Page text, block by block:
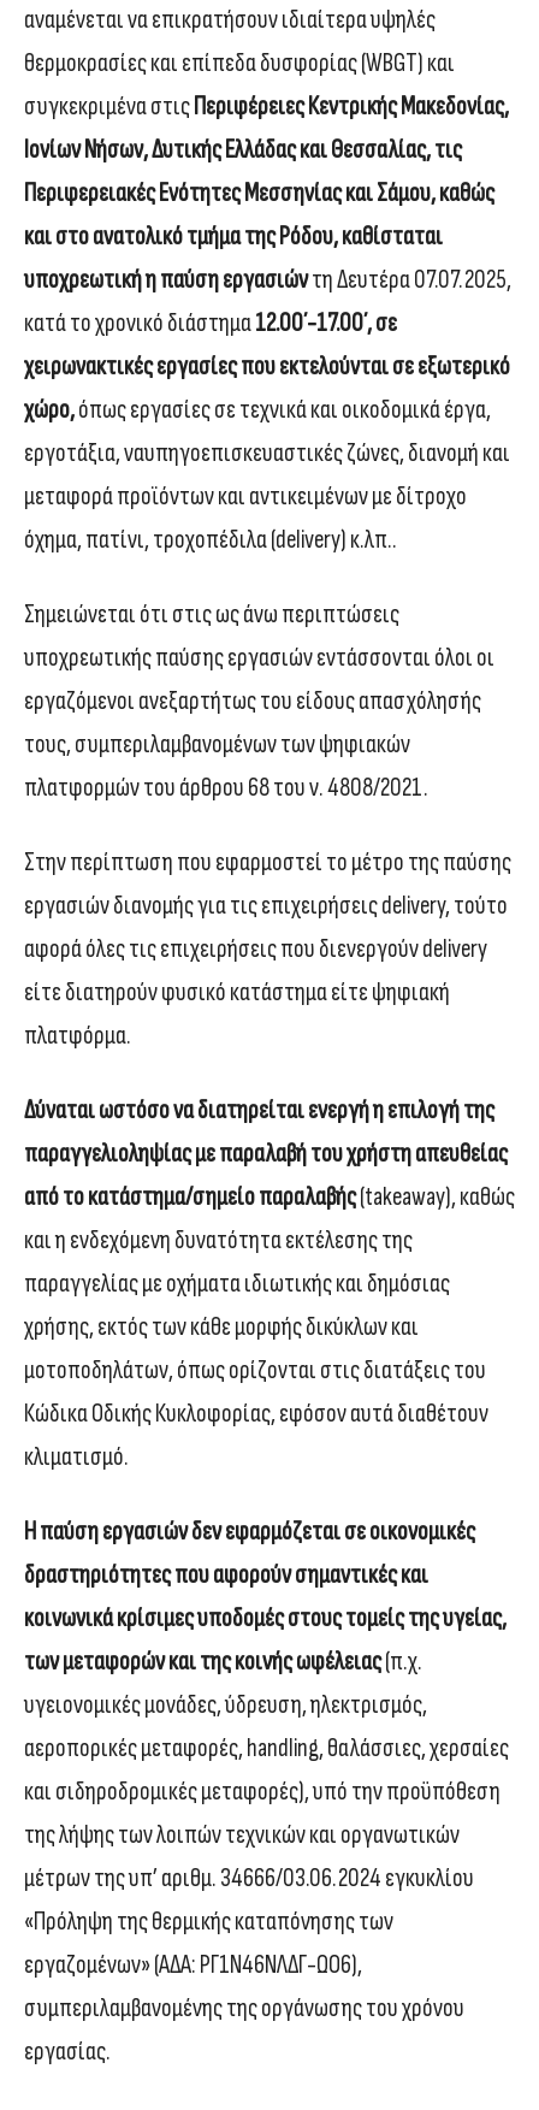
αναμένεται να επικρατήσουν ιδιαίτερα υψηλές
θερμοκρασίες και επίπεδα δυσφορίας (WBGT) και
συγκεκριμένα στιςΠεριφέρειες Κεντρικής Μακεδονίας,
Ιονίων Νήσων, Δυτικής Ελλάδας και Θεσσαλίας, τις
Περιφερειακές Ενότητες Μεσσηνίας και Σάμου, καθώς
και στο ανατολικό τμήμα της Ρόδου, καθίσταται
υποχρεωτική η παύση εργασιώντη Δευτέρα 07.07.2025,
κατά το χρονικό διάστημα12.00΄-17.00΄, σε
χειρωνακτικές εργασίες που εκτελούνται σε εξωτερικό
χώρο,όπως εργασίες σε τεχνικά και οικοδομικά έργα,
εργοτάξια, ναυπηγοεπισκευαστικές ζώνες, διανομή και
μεταφορά προϊόντων και αντικειμένων με δίτροχο
όχημα, πατίνι, τροχοπέδιλα (delivery) κ.λπ..
Σημειώνεται ότι στις ως άνω περιπτώσεις
υποχρεωτικής παύσης εργασιών εντάσσονται όλοι οι
εργαζόμενοι ανεξαρτήτως του είδους απασχόλησής
τους, συμπεριλαμβανομένων των ψηφιακών
πλατφορμών του άρθρου 68 του ν. 4808/2021.
Στην περίπτωση που εφαρμοστεί το μέτρο της παύσης
εργασιών διανομής για τις επιχειρήσεις delivery, τούτο
αφορά όλες τις επιχειρήσεις που διενεργούν delivery
είτε διατηρούν φυσικό κατάστημα είτε ψηφιακή
πλατφόρμα.
Δύναται ωστόσο να διατηρείται ενεργή η επιλογή της
παραγγελιοληψίας με παραλαβή του χρήστη απευθείας
από το κατάστημα/σημείο παραλαβής(takeaway), καθώς
και η ενδεχόμενη δυνατότητα εκτέλεσης της
παραγγελίας με οχήματα ιδιωτικής και δημόσιας
χρήσης, εκτός των κάθε μορφής δικύκλων και
μοτοποδηλάτων, όπως ορίζονται στις διατάξεις του
Κώδικα Οδικής Κυκλοφορίας, εφόσον αυτά διαθέτουν
κλιματισμό.
Η παύση εργασιών δεν εφαρμόζεται σε οικονομικές
δραστηριότητες που αφορούν σημαντικές και
κοινωνικά κρίσιμες υποδομές στους τομείς της υγείας,
των μεταφορών και της κοινής ωφέλειας(π.χ.
υγειονομικές μονάδες, ύδρευση, ηλεκτρισμός,
αεροπορικές μεταφορές, handling, θαλάσσιες, χερσαίες
και σιδηροδρομικές μεταφορές), υπό την προϋπόθεση
της λήψης των λοιπών τεχνικών και οργανωτικών
μέτρων της υπ’ αριθμ. 34666/03.06.2024 εγκυκλίου
«Πρόληψη της θερμικής καταπόνησης των
εργαζομένων» (ΑΔΑ: ΡΓ1Ν46ΝΛΔΓ-ΩΟ6),
συμπεριλαμβανομένης της οργάνωσης του χρόνου
εργασίας.